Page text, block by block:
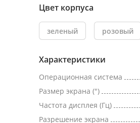
Цвет корпуса
зеленый розовый
Характеристики
Операционная система
Размер экрана (")
Частота дисплея (Гц)
Разрешение экрана